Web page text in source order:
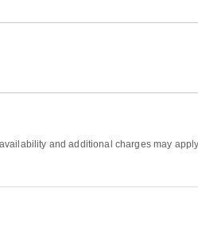
and additional charges may